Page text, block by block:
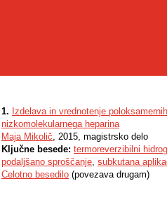
1. Izdelava in vrednotenje
nizkomolekularnega heparina
Maja Mikolič, 2015, magistrsko delo
Ključne besede: termoreverzibilni
podaljšano sproščanje, subkutana
Celotno besedilo (povezava drugam)